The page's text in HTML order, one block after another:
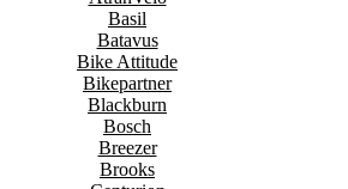
Basil
Batavus
Bike Attitude
Bikepartner
Blackburn
Bosch
Breezer
Brooks